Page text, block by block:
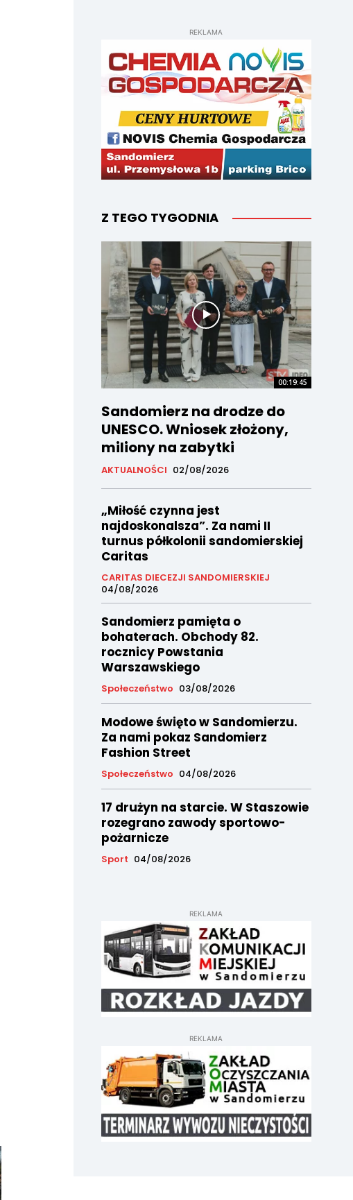
REKLAMA
Z TEGO TYGODNIA
00:19:45
Sandomierz na drodze do
UNESCO. Wniosek złożony,
miliony na zabytki
AKTUALNOŚCI 02/08/2026
„Miłość czynna jest
najdoskonalsza”. Za nami II
turnus półkolonii sandomierskiej
Caritas
CARITAS DIECEZJI SANDOMIERSKIEJ
04/08/2026
Sandomierz pamięta o
bohaterach. Obchody 82.
rocznicy Powstania
Warszawskiego
Społeczeństwo 03/08/2026
Modowe święto w Sandomierzu.
Za nami pokaz Sandomierz
Fashion Street
Społeczeństwo 04/08/2026
17 drużyn na starcie. W Staszowie
rozegrano zawody sportowo-
pożarnicze
Sport 04/08/2026
REKLAMA
REKLAMA